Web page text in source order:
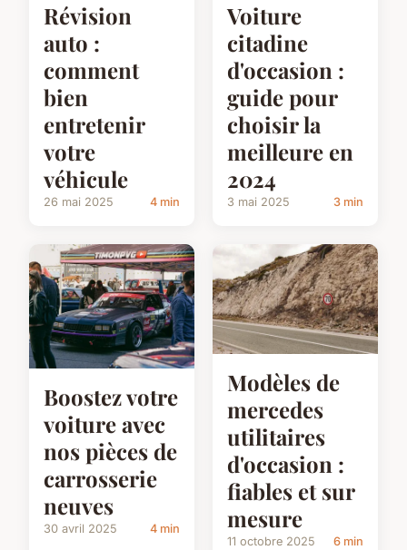
Révision
auto :
comment
bien
entretenir
votre
véhicule
26 mai 2025 4 min
Voiture
citadine
d'occasion :
guide pour
choisir la
meilleure en
2024
3 mai 2025 3 min
Boostez votre
voiture avec
nos pièces de
carrosserie
neuves
30 avril 2025 4 min
Modèles de
mercedes
utilitaires
d'occasion :
fiables et sur
mesure
11 octobre 2025 6 min